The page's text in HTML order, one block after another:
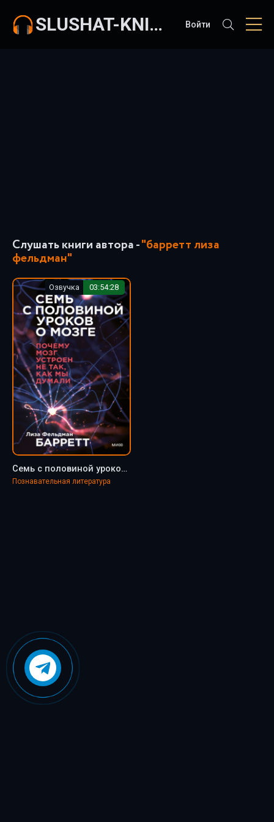
SLUSHAT-KNIGI.COM Войти
Слушать книги автора -"барретт лиза
фельдман"
Озвучка 03:54:28
Семь с половиной уроков о мозге. Почему мозг устроен не так, как мы думали - Лиза Барретт
Познавательная литература